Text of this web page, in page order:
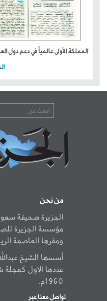
المملكة الأولى عالمياً في دعم دول
من نحن
الجزيرة صحيفة
مؤسسة الجزيرة
ومقرها العاصمة
أسسها الشيخ
عددها الاول كمجلة
1960م.
تواصل معنا عبر